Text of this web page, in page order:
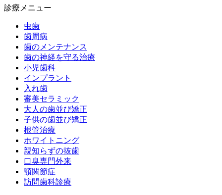
診療メニュー
虫歯
歯周病
歯のメンテナンス
歯の神経を守る治療
小児歯科
インプラント
入れ歯
審美セラミック
大人の歯並び矯正
子供の歯並び矯正
根管治療
ホワイトニング
親知らずの抜歯
口臭専門外来
顎関節症
訪問歯科診療